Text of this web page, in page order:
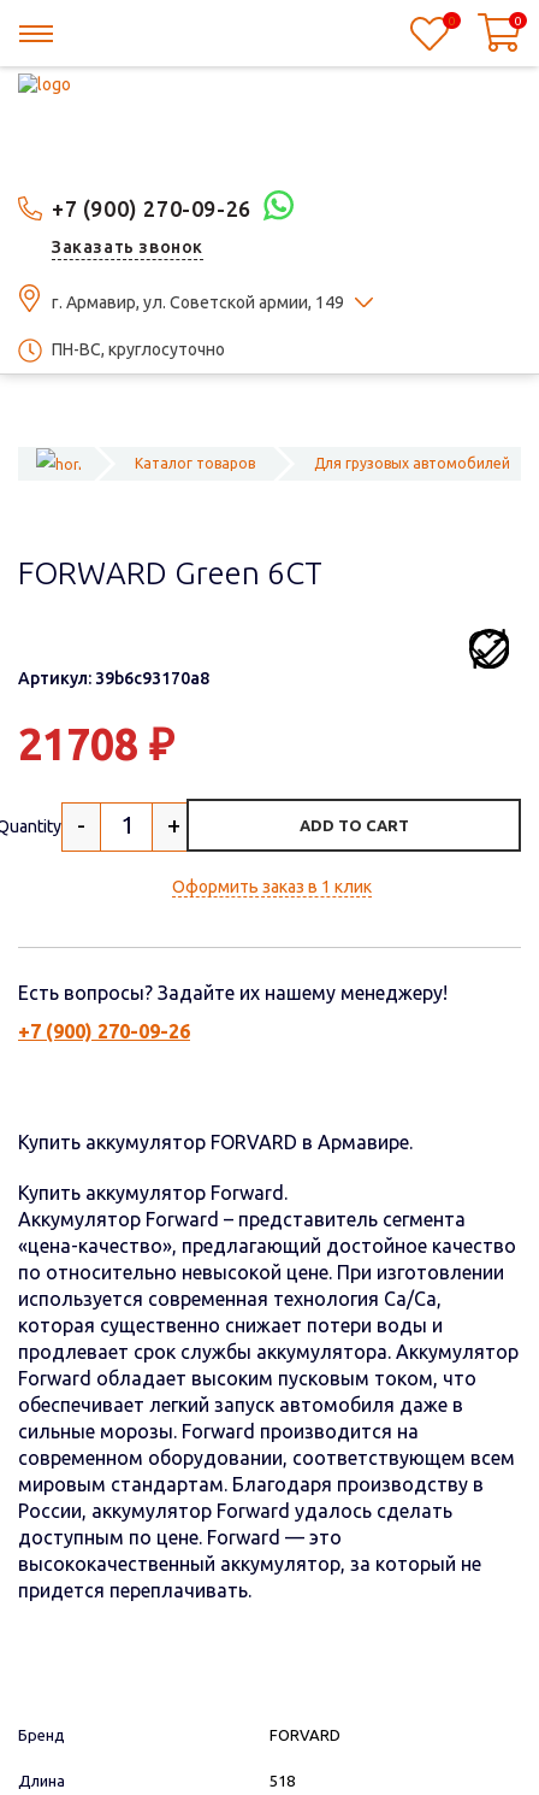
+7 (900) 270-09-26
Заказать звонок
г. Армавир, ул. Советской армии, 149
ПН-ВС, круглосуточно
0 0
Каталог товаров Для грузовых автомобилей
FORWARD Green 6СТ
Артикул: 39b6c93170a8
21708 ₽
- + ADD TO CART
Оформить заказ в 1 клик
Есть вопросы? Задайте их нашему менеджеру!
+7 (900) 270-09-26
Купить аккумулятор FORVARD в Армавире.
Купить аккумулятор Forward.
Аккумулятор Forward – представитель сегмента
«цена-качество», предлагающий достойное качество
по относительно невысокой цене. При изготовлении
используется современная технология Ca/Ca,
которая существенно снижает потери воды и
продлевает срок службы аккумулятора. Аккумулятор
Forward обладает высоким пусковым током, что
обеспечивает легкий запуск автомобиля даже в
сильные морозы. Forward производится на
современном оборудовании, соответствующем всем
мировым стандартам. Благодаря производству в
России, аккумулятор Forward удалось сделать
доступным по цене. Forward — это
высококачественный аккумулятор, за который не
придется переплачивать.
Бренд FORVARD
Длина 518